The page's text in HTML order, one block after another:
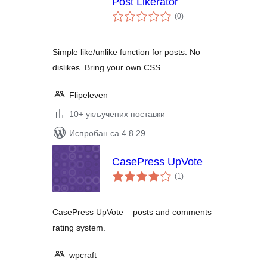
(0укупних
оцена
)
Simple like/unlike function for posts. No
dislikes. Bring your own CSS.
Flipeleven
10+ укључених поставки
Испробан са 4.8.29
CasePress UpVote
(1укупних
оцена
)
CasePress UpVote – posts and comments
rating system.
wpcraft